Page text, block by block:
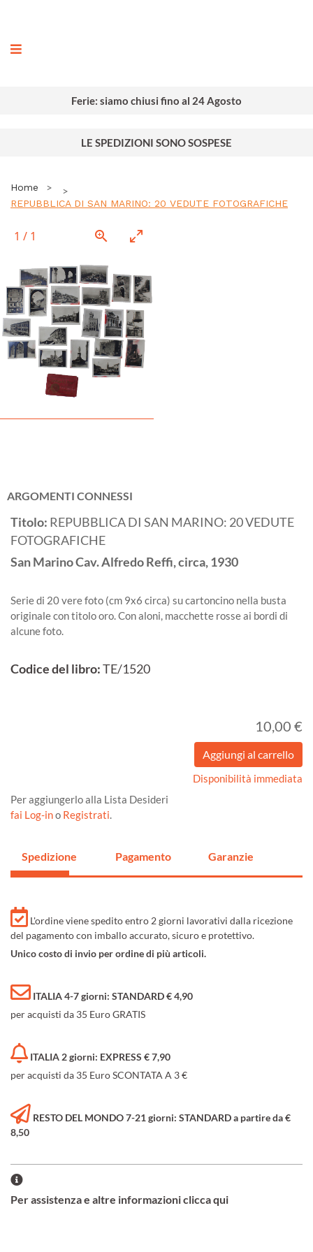
Ferie: siamo chiusi fino al 24 Agosto
LE SPEDIZIONI SONO SOSPESE
Home
REPUBBLICA DI SAN MARINO: 20 VEDUTE FOTOGRAFICHE
1 / 1
ARGOMENTI CONNESSI
Titolo: REPUBBLICA DI SAN MARINO: 20 VEDUTE
FOTOGRAFICHE
San MarinoCav. Alfredo Reffi, circa,1930
Serie di 20 vere foto (cm 9x6 circa) su cartoncino nella busta
originale con titolo oro. Con aloni, macchette rosse ai bordi di
alcune foto.
Codice del libro:TE/1520
10,00 €
Disponibilità immediata
Per aggiungerlo alla Lista Desideri
fai Log-ino Registrati.
Spedizione Pagamento Garanzie
L'ordine viene spedito entro 2 giorni lavorativi dalla ricezione
del pagamento con imballo accurato, sicuro e protettivo.
Unico costo di invio per ordine di più articoli.
ITALIA 4-7 giorni: STANDARD € 4,90
per acquisti da 35 Euro GRATIS
ITALIA 2 giorni: EXPRESS € 7,90
per acquisti da 35 Euro SCONTATA A 3 €
RESTO DEL MONDO 7-21 giorni: STANDARD a partire da €
8,50
Per assistenza e altre informazioni clicca qui